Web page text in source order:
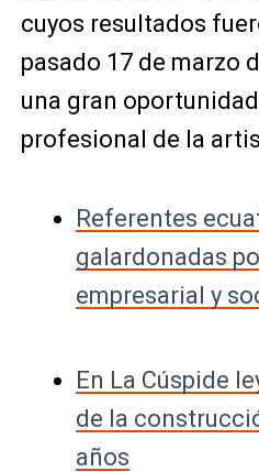
cuyos resultados
pasado 17 de marzo
una gran
profesional de la
Referentes
galardonadas
empresarial y
En La Cúspide
de la
años